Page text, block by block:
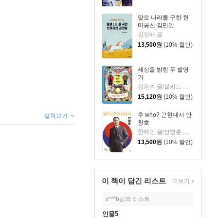
말로 나라를 구한 헌
마공신 김만일
김정배 글
13,500원 (10% 할인)
세상을 밝힌 두 발명
가
15,120원 (10% 할인)
후 who? 근현대사 안
창호
13,500원 (10% 할인)
이 책이 담긴 리스트 더보기
x***b님의 리스트
인물5
펼쳐보기